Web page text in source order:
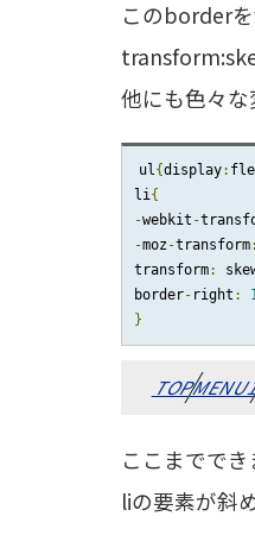
このborder
他にも色々な
ul{display:
li{
-webkit -
-moz -transform:
transform:
border- right :
}
TOP
ここまでで
liの要素が斜